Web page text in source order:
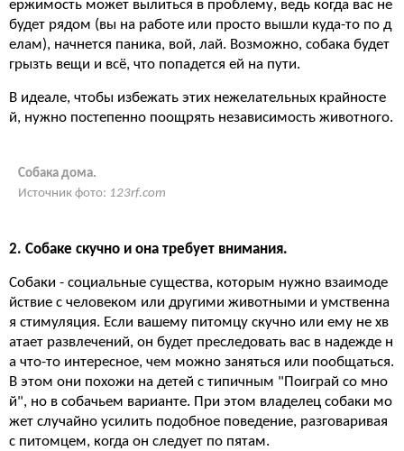
ержимость может вылиться в проблему, ведь когда вас не
будет рядом (вы на работе или просто вышли куда-то по д
елам), начнется паника, вой, лай. Возможно, собака будет
грызть вещи и всё, что попадется ей на пути.
В идеале, чтобы избежать этих нежелательных крайносте
й, нужно постепенно поощрять независимость животного.
Собака дома.
Источник фото: 123rf.com
2. Собаке скучно и она требует внимания.
Собаки - социальные существа, которым нужно взаимоде
йствие с человеком или другими животными и умственна
я стимуляция. Если вашему питомцу скучно или ему не хв
атает развлечений, он будет преследовать вас в надежде н
а что-то интересное, чем можно заняться или пообщаться.
В этом они похожи на детей с типичным "Поиграй со мно
й", но в собачьем варианте. При этом владелец собаки мо
жет случайно усилить подобное поведение, разговаривая
с питомцем, когда он следует по пятам.